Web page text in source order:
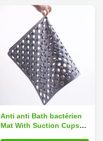
Anti anti Bath bactérien
Mat With Suction Cups